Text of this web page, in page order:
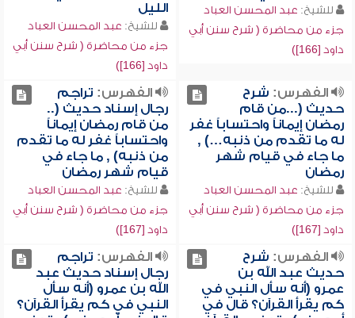
للشيخ: عبد المحسن العباد
جزء من محاضرة ( شرح سنن أبي
داود [166])
الليل
للشيخ: عبد المحسن العباد
جزء من محاضرة ( شرح سنن أبي
داود [166])
الفهرس: شرح
حديث (...من قام
رمضان إيماناً واحتساباً غفر
له ما تقدم من ذنبه…) ,
ما جاء في قيام شهر
رمضان
للشيخ: عبد المحسن العباد
جزء من محاضرة ( شرح سنن أبي
داود [167])
الفهرس: تراجم
رجال إسناد حديث (..
من قام رمضان إيماناً
واحتساباً غفر له ما تقدم
من ذنبه) , ما جاء في
قيام شهر رمضان
للشيخ: عبد المحسن العباد
جزء من محاضرة ( شرح سنن أبي
داود [167])
الفهرس: شرح
حديث عبد الله بن
عمرو (أنه سأل النبي في
كم يقرأ القرآن؟ قال في
الفهرس: تراجم
رجال إسناد حديث عبد
الله بن عمرو (أنه سأل
النبي في كم يقرأ القرآن؟